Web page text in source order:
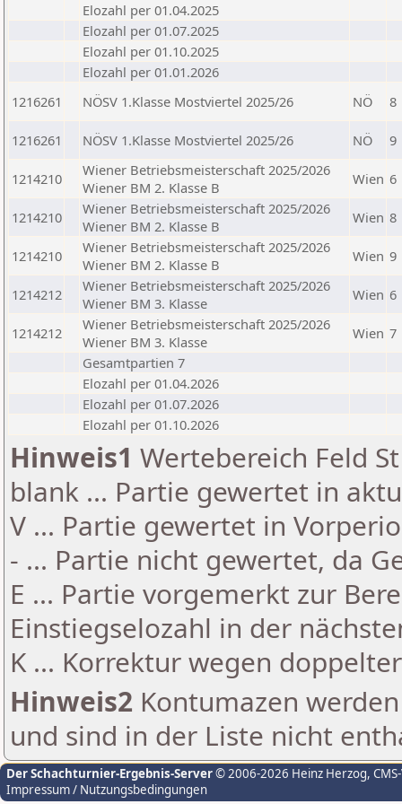
Elozahl per 01.04.2025
Elozahl per 01.07.2025
Elozahl per 01.10.2025
Elozahl per 01.01.2026
1216261
NÖSV 1.Klasse Mostviertel 2025/26 NÖ 8
1216261 NÖSV 1.Klasse Mostviertel 2025/26 NÖ 9
1214210
Wiener Betriebsmeisterschaft 2025/2026
Wiener BM 2. Klasse B
Wien 6
1214210
Wiener Betriebsmeisterschaft 2025/2026
Wiener BM 2. Klasse B
Wien 8
1214210
Wiener Betriebsmeisterschaft 2025/2026
Wiener BM 2. Klasse B
Wien 9
1214212
Wiener Betriebsmeisterschaft 2025/2026
Wiener BM 3. Klasse
Wien 6
1214212
Wiener Betriebsmeisterschaft 2025/2026
Wiener BM 3. Klasse
Wien 7
Gesamtpartien 7
Elozahl per 01.04.2026
Elozahl per 01.07.2026
Elozahl per 01.10.2026
Hinweis1 Wertebereich Feld
blank ... Partie gewertet in
V ... Partie gewertet in
- ... Partie nicht gewertet, da
E ... Partie vorgemerkt zur
Einstiegselozahl in der
K ... Korrektur wegen
Hinweis2 Kontumazen
und sind in der Liste nicht
Der Schachturnier-Ergebnis-Server© 2006-2026 Heinz Herzog,
Impressum / Nutzungsbedingungen